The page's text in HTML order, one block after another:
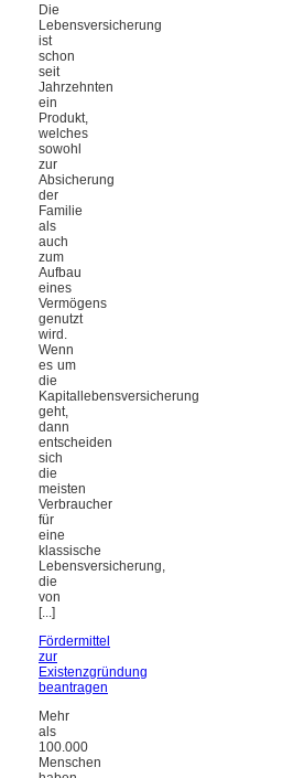
Die
Lebensversicherung
ist
schon
seit
Jahrzehnten
ein
Produkt,
welches
sowohl
zur
Absicherung
der
Familie
als
auch
zum
Aufbau
eines
Vermögens
genutzt
wird.
Wenn
es um
die
Kapitallebensversicherung
geht,
dann
entscheiden
sich
die
meisten
Verbraucher
für
eine
klassische
Lebensversicherung,
die
von
[...]
Fördermittel
zur
Existenzgründung
beantragen
Mehr
als
100.000
Menschen